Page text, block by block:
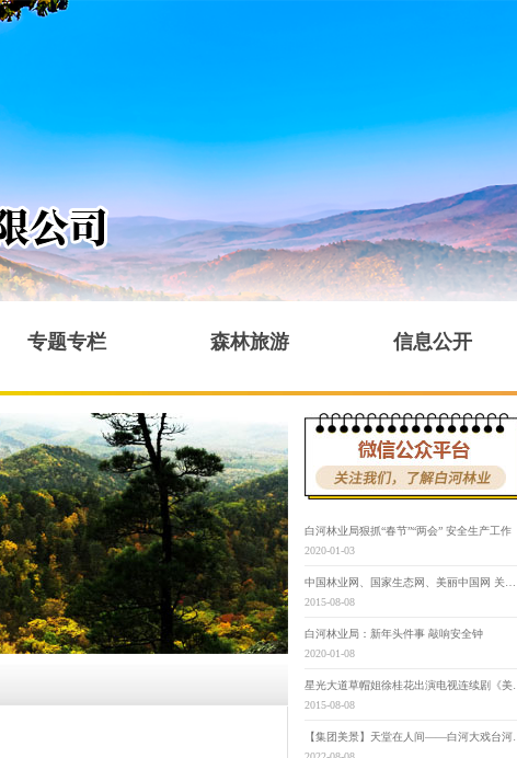
专题专栏 森林旅游 信息公开
白河林业局狠抓“春节”“两会” 安全生产工作
2020-01-03
2015-08-08
白河林业局：新年头件事 敲响安全钟
2020-01-08
2015-08-08